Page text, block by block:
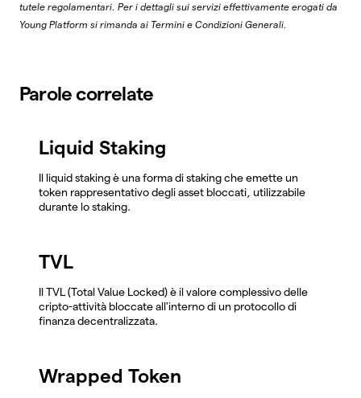
tutele regolamentari. Per i dettagli sui servizi effettivamente erogati da
Young Platform si rimanda ai Termini e Condizioni Generali.
Parole correlate
Liquid Staking
Il liquid staking è una forma di staking che emette un
token rappresentativo degli asset bloccati, utilizzabile
durante lo staking.
TVL
Il TVL (Total Value Locked) è il valore complessivo delle
cripto-attività bloccate all'interno di un protocollo di
finanza decentralizzata.
Wrapped Token